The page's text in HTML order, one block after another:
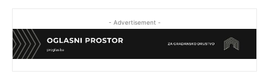
- Advertisement -